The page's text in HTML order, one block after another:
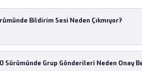
Bildirim Sesi Neden Çıkmıyor?
Sürümünde Grup Gönderileri Neden Onay